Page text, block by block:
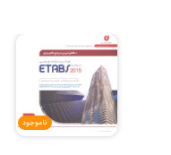
ناموجود